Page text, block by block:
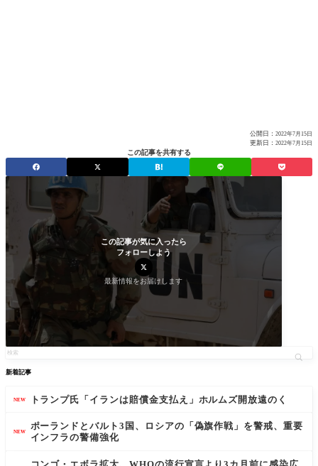
公開日： 2022年7月15日
更新日： 2022年7月15日
この記事を共有する
この記事が気に入ったら
フォローしよう
最新情報をお届けします
新着記事
NEW トランプ氏「イランは賠償金支払え」ホルムズ開放遠のく
NEW
ポーランドとバルト3国、ロシアの「偽旗作戦」を警戒、重要
インフラの警備強化